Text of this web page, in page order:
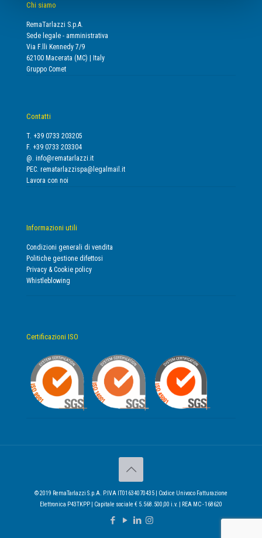
Chi siamo
RemaTarlazzi S.p.A.
Sede legale - amministrativa
Via F.lli Kennedy 7/9
62100 Macerata (MC) | Italy
Gruppo Comet
Contatti
T. +39 0733 203205
F. +39 0733 203304
@. info@rematarlazzi.it
PEC. rematarlazzispa@legalmail.it
Lavora con noi
Informazioni utili
Condizioni generali di vendita
Politiche gestione difettosi
Privacy & Cookie policy
Whistleblowing
Certificazioni ISO
© 2019 RemaTarlazzi S.p.A. P.IVA IT01634070435 | Codice Univoco Fatturazione
Elettronica P43TKPP | Capitale sociale € 5.568.500,00 i.v. | REA MC - 168620